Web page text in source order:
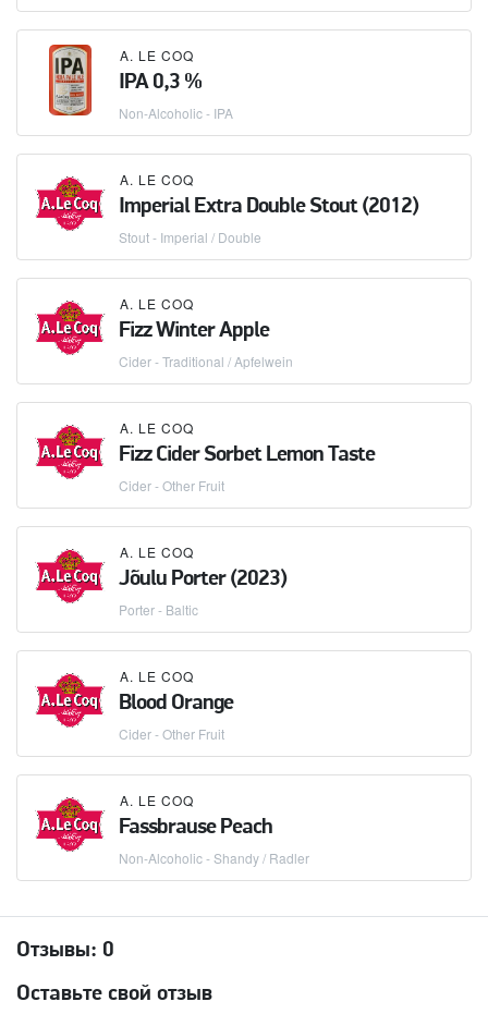
A. LE COQ
IPA 0,3 %
Non-Alcoholic - IPA
A. LE COQ
Imperial Extra Double Stout (2012)
Stout - Imperial / Double
A. LE COQ
Fizz Winter Apple
Cider - Traditional / Apfelwein
A. LE COQ
Fizz Cider Sorbet Lemon Taste
Cider - Other Fruit
A. LE COQ
Jõulu Porter (2023)
Porter - Baltic
A. LE COQ
Blood Orange
Cider - Other Fruit
A. LE COQ
Fassbrause Peach
Non-Alcoholic - Shandy / Radler
Отзывы: 0
Оставьте свой отзыв